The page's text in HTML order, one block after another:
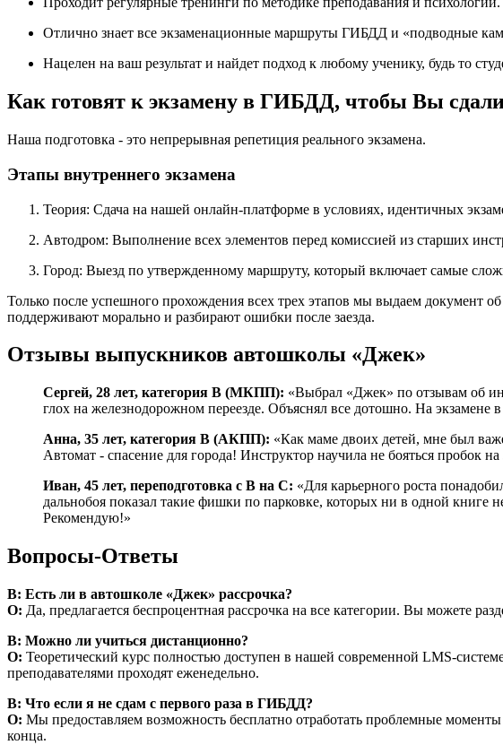
Отлично знает все экзаменационные маршруты ГИБДД и «подводные
Нацелен на ваш результат и найдет подход к любому ученику, будь то
Как готовят к экзамену в ГИБДД, чтобы Вы сдали
Наша подготовка - это непрерывная репетиция реального экзамена.
Этапы внутреннего экзамена
Теория: Сдача на нашей онлайн-платформе в условиях, идентичных
Автодром: Выполнение всех элементов перед комиссией из старших
Город: Выезд по утвержденному маршруту, который включает самые
Только после успешного прохождения всех трех этапов мы выдаем документ
поддерживают морально и разбирают ошибки после заезда.
Отзывы выпускников автошколы «Джек»
Сергей, 28 лет, категория B (МКПП): «Выбрал «Джек» по отзывам об
глох на железнодорожном переезде. Объяснял все дотошно. На
Анна, 35 лет, категория B (АКПП): «Как маме двоих детей, мне был
Автомат - спасение для города! Инструктор научила не бояться пробок
Иван, 45 лет, переподготовка с B на C: «Для карьерного роста
дальнобоя показал такие фишки по парковке, которых ни в одной
Рекомендую!»
Вопросы-Ответы
В: Есть ли в автошколе «Джек» рассрочка?
О: Да, предлагается беспроцентная рассрочка на все категории. Вы можете
В: Можно ли учиться дистанционно?
О: Теоретический курс полностью доступен в нашей современной LMS-
преподавателями проходят еженедельно.
В: Что если я не сдам с первого раза в ГИБДД?
О: Мы предоставляем возможность бесплатно отработать проблемные
конца.